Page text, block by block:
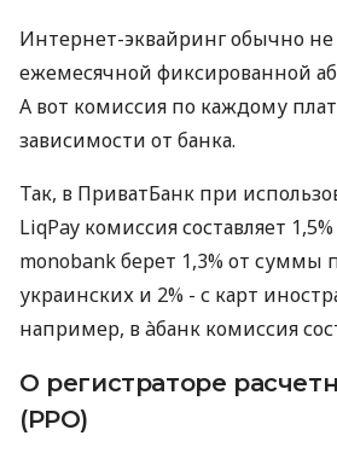
Интернет-эквайринг обычно не
ежемесячной фиксированной
А вот комиссия по каждому
зависимости от банка.
Так, в ПриватБанк при
LiqPay комиссия составляет
monobank берет 1,3% от суммы
украинских и 2% - с карт
например, в àбанк комиссия
О регистраторе
(РРО)